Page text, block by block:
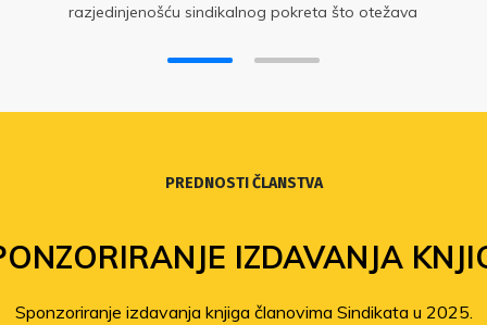
razjedinjenošću sindikalnog pokreta što otežava
zajedničkih ciljeva
PREDNOSTI ČLANSTVA
IZDAVANJA
Sponzoriranje izdavanja knjiga članovima Sindikata u 2025.